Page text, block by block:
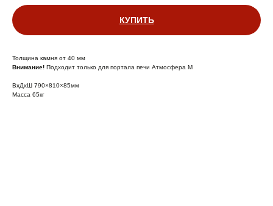
КУПИТЬ
Толщина камня от 40 мм
Внимание! Подходит только для портала печи Атмосфера М
ВхДхШ 790×810×85мм
Масса 65кг